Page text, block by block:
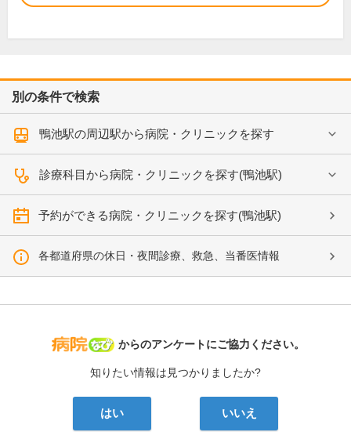
別の条件で検索
鴨池駅の周辺駅から病院・クリニックを探す
診療科目から病院・クリニックを探す(鴨池駅)
予約ができる病院・クリニックを探す(鴨池駅)
各都道府県の休日・夜間診療、救急、当番医情報
病院なび
からのアンケートにご協力ください。
知りたい情報は見つかりましたか?
はい いいえ